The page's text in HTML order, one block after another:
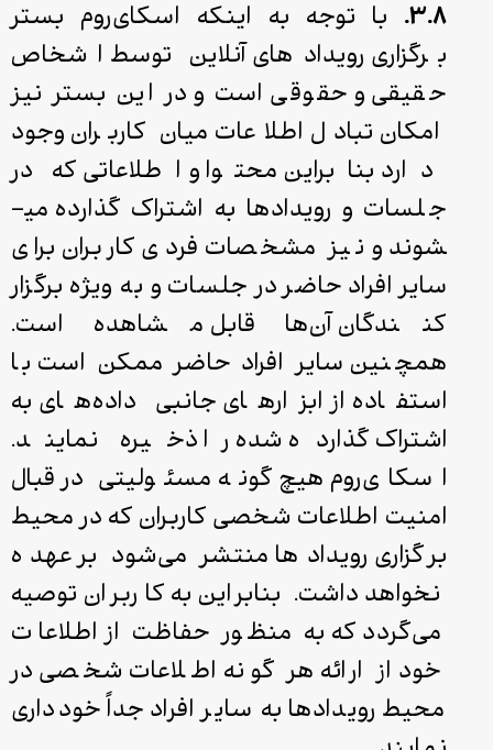
۳.۸.
با توجه به اینکه اسکای‌روم بستر
برگزاری رویدادهای آنلاین توسط اشخاص
حقیقی و حقوقی است و در این بستر نیز
امکان تبادل اطلاعات میان کاربران وجود
دارد بنابراین محتوا و اطلاعاتی که در
جلسات و رویدادها به اشتراک گذارده می­
شوند و نیز مشخصات فردی کاربران برای
سایر افراد حاضر در جلسات و به ویژه برگزار
کنندگان آن‌ها قابل مشاهده است.
همچنین سایر افراد حاضر ممکن است با
استفاده از ابزارهای جانبی داده‌های به
اشتراک گذارده شده را ذخیره نمایند.
اسکای‌روم هیچ‌ گونه مسئولیتی در قبال
امنیت اطلاعات شخصی کاربران که در محیط
برگزاری رویدادها منتشر می‌شود بر عهده
نخواهد داشت. بنابراین به کاربران توصیه
می‌گردد که به منظور حفاظت از اطلاعات
خود از ارائه هر گونه اطلاعات شخصی در
محیط رویدادها به سایر افراد جداً خودداری